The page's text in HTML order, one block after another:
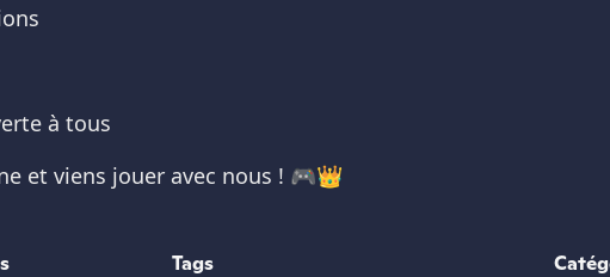
à tous
et viens jouer avec nous ! 🎮👑
Tags